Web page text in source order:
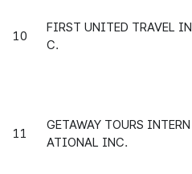
10
FIRST UNITED TRAVEL IN
C.
11
GETAWAY TOURS INTERN
ATIONAL INC.